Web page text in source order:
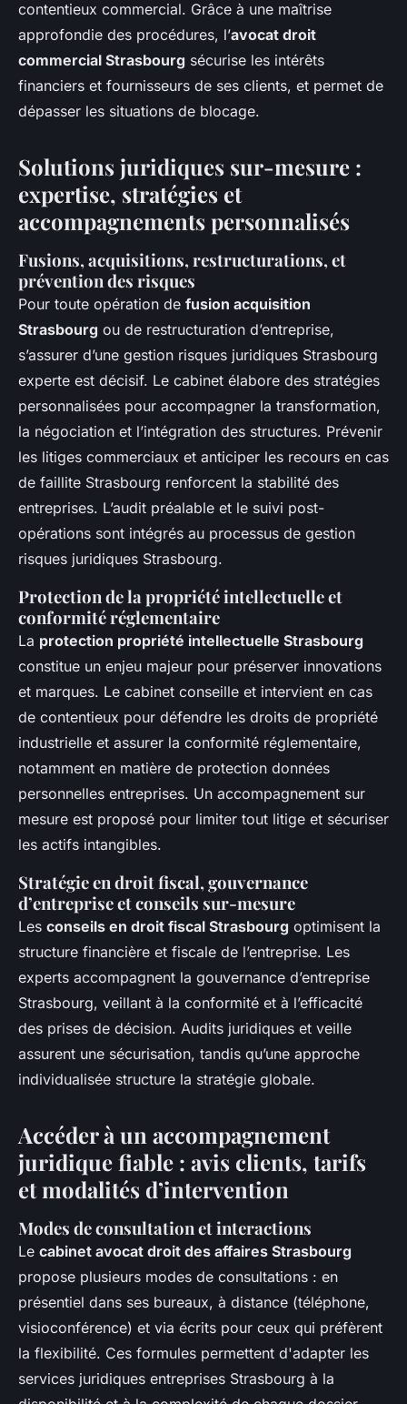
contentieux commercial. Grâce à une maîtrise
approfondie des procédures, l’avocat droit
commercial Strasbourg sécurise les intérêts
financiers et fournisseurs de ses clients, et permet de
dépasser les situations de blocage.
Solutions juridiques sur-mesure :
expertise, stratégies et
accompagnements personnalisés
Fusions, acquisitions, restructurations, et
prévention des risques
Pour toute opération de fusion acquisition
Strasbourg ou de restructuration d’entreprise,
s’assurer d’une gestion risques juridiques Strasbourg
experte est décisif. Le cabinet élabore des stratégies
personnalisées pour accompagner la transformation,
la négociation et l’intégration des structures. Prévenir
les litiges commerciaux et anticiper les recours en cas
de faillite Strasbourg renforcent la stabilité des
entreprises. L’audit préalable et le suivi post-
opérations sont intégrés au processus de gestion
risques juridiques Strasbourg.
Protection de la propriété intellectuelle et
conformité réglementaire
La protection propriété intellectuelle Strasbourg
constitue un enjeu majeur pour préserver innovations
et marques. Le cabinet conseille et intervient en cas
de contentieux pour défendre les droits de propriété
industrielle et assurer la conformité réglementaire,
notamment en matière de protection données
personnelles entreprises. Un accompagnement sur
mesure est proposé pour limiter tout litige et sécuriser
les actifs intangibles.
Stratégie en droit fiscal, gouvernance
d’entreprise et conseils sur-mesure
Les conseils en droit fiscal Strasbourg optimisent la
structure financière et fiscale de l’entreprise. Les
experts accompagnent la gouvernance d’entreprise
Strasbourg, veillant à la conformité et à l’efficacité
des prises de décision. Audits juridiques et veille
assurent une sécurisation, tandis qu’une approche
individualisée structure la stratégie globale.
Accéder à un accompagnement
juridique fiable : avis clients, tarifs
et modalités d’intervention
Modes de consultation et interactions
Le cabinet avocat droit des affaires Strasbourg
propose plusieurs modes de consultations : en
présentiel dans ses bureaux, à distance (téléphone,
visioconférence) et via écrits pour ceux qui préfèrent
la flexibilité. Ces formules permettent d'adapter les
services juridiques entreprises Strasbourg à la